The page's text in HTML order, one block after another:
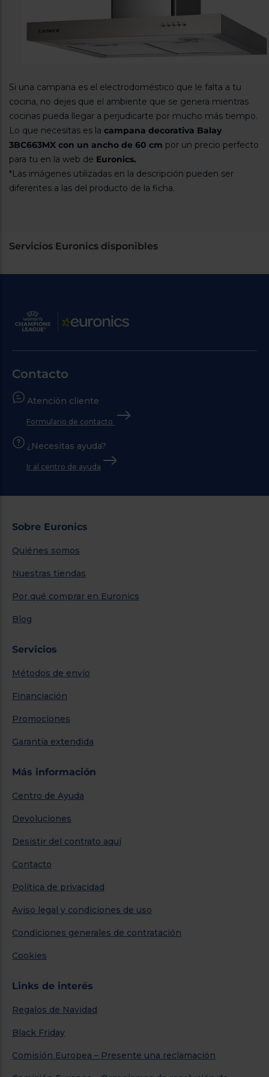
Si una campana es el electrodoméstico que le falta a tu
cocina, no dejes que el ambiente que se genera mientras
cocinas pueda llegar a perjudicarte por mucho más tiempo.
Lo que necesitas es la campana decorativa Balay
3BC663MX con un ancho de 60 cm por un precio perfecto
para tu en la web de Euronics.
*Las imágenes utilizadas en la descripción pueden ser
diferentes a las del producto de la ficha.
Servicios Euronics disponibles
Contacto
Atención cliente
Formulario de contacto
¿Necesitas ayuda?
Ir al centro de ayuda
Sobre Euronics
Quiénes somos
Nuestras tiendas
Por qué comprar en Euronics
Blog
Servicios
Métodos de envío
Financiación
Promociones
Garantía extendida
Más información
Centro de Ayuda
Devoluciones
Desistir del contrato aquí
Contacto
Política de privacidad
Aviso legal y condiciones de uso
Condiciones generales de contratación
Cookies
Links de interés
Regalos de Navidad
Black Friday
Comisión Europea – Presente una reclamación